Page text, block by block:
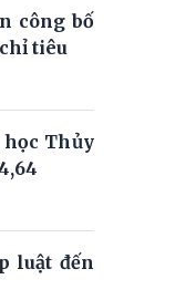
công bố
tiêu
Thủy
luật đến